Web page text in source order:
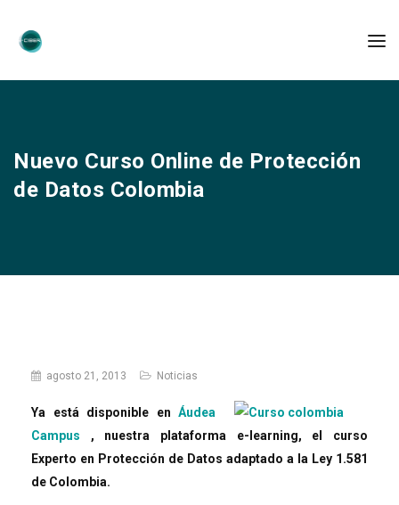
Nuevo Curso Online de Protección
de Datos Colombia
agosto 21, 2013 Noticias
Ya está disponible en Áudea
Campus , nuestra plataforma e-learning, el curso
Experto en Protección de Datos adaptado a la Ley 1.581
de Colombia.